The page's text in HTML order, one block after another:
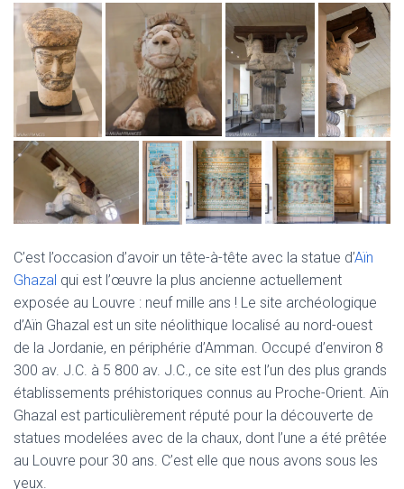
C’est l’occasion d’avoir un tête-à-tête avec la statue d’Aïn
Ghazal qui est l’œuvre la plus ancienne actuellement
exposée au Louvre : neuf mille ans ! Le site archéologique
d’Aïn Ghazal est un site néolithique localisé au nord-ouest
de la Jordanie, en périphérie d’Amman. Occupé d’environ 8
300 av. J.C. à 5 800 av. J.C., ce site est l’un des plus grands
établissements préhistoriques connus au Proche-Orient. Aïn
Ghazal est particulièrement réputé pour la découverte de
statues modelées avec de la chaux, dont l’une a été prêtée
au Louvre pour 30 ans. C’est elle que nous avons sous les
yeux.